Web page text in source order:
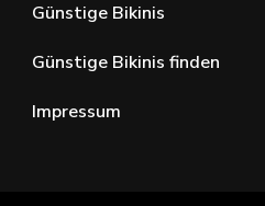
Günstige Bikinis
Günstige Bikinis finden
Impressum